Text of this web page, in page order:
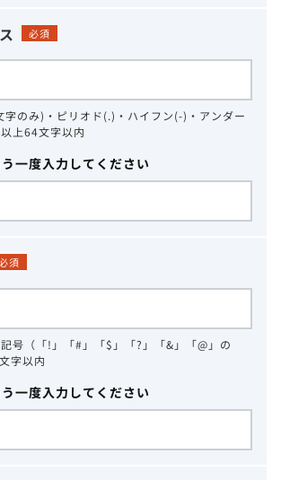
必須
のみ)・ピリオド(.)・ハイフン(-)・アンダー
上64文字以内
一度入力してください
須
号（「!」「#」「$」「?」「&」「@」の
字以内
一度入力してください